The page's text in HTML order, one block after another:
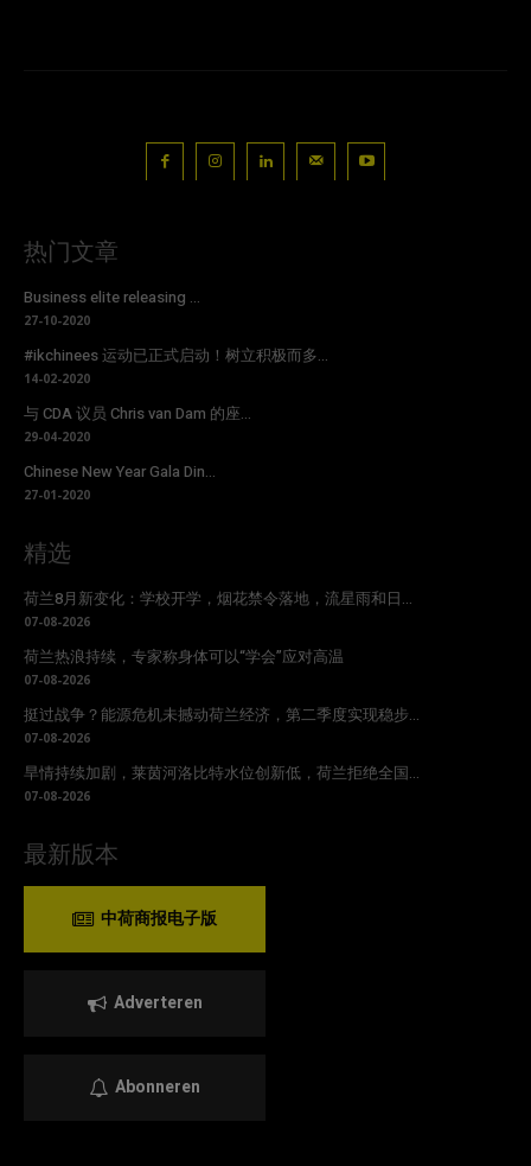
热门文章
Business elite releasing ...
27-10-2020
#ikchinees 运动已正式启动！树立积极而多...
14-02-2020
与 CDA 议员 Chris van Dam 的座...
29-04-2020
Chinese New Year Gala Din...
27-01-2020
精选
荷兰8月新变化：学校开学，烟花禁令落地，流星雨和日...
07-08-2026
荷兰热浪持续，专家称身体可以“学会”应对高温
07-08-2026
挺过战争？能源危机未撼动荷兰经济，第二季度实现稳步...
07-08-2026
旱情持续加剧，莱茵河洛比特水位创新低，荷兰拒绝全国...
07-08-2026
最新版本
中荷商报电子版
Adverteren
Abonneren